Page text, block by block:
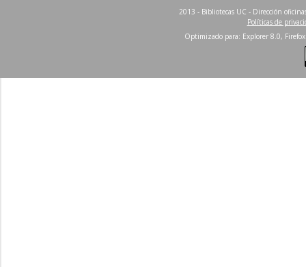
2013 - Bibliotecas UC - Dirección
Políticas de
Optimizado para: Explorer 8.0,